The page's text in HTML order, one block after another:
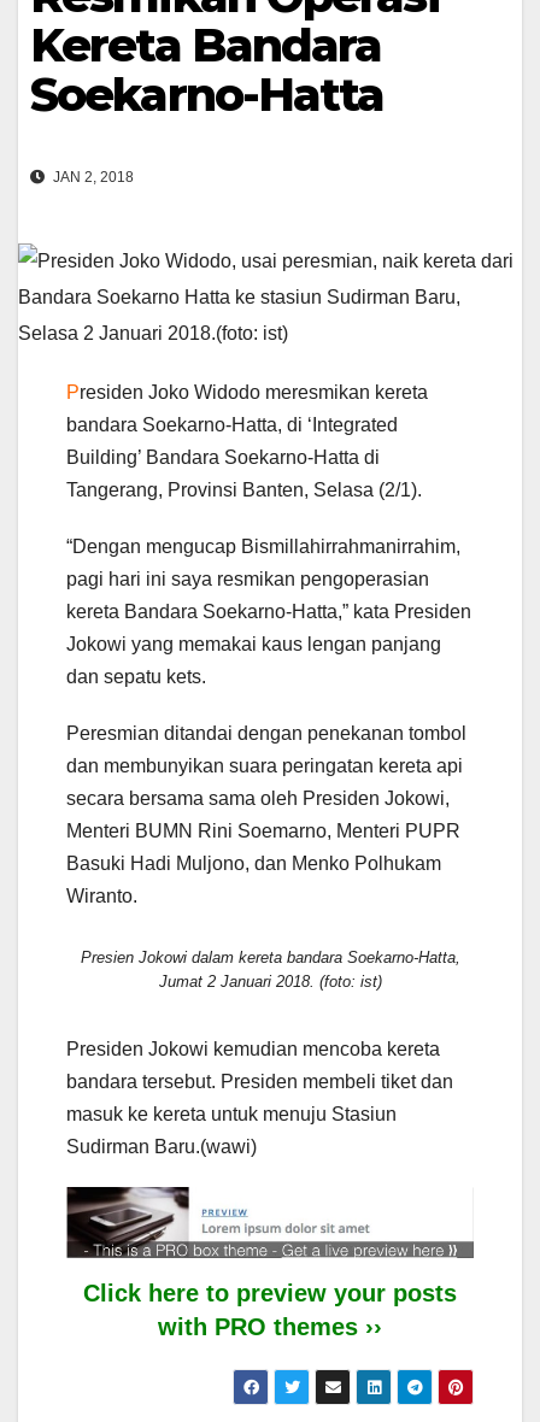
Kereta Bandara
Soekarno-Hatta
JAN 2, 2018
Presiden Joko Widodo meresmikan kereta
bandara Soekarno-Hatta, di ‘Integrated
Building’ Bandara Soekarno-Hatta di
Tangerang, Provinsi Banten, Selasa (2/1).
“Dengan mengucap Bismillahirrahmanirrahim,
pagi hari ini saya resmikan pengoperasian
kereta Bandara Soekarno-Hatta,” kata Presiden
Jokowi yang memakai kaus lengan panjang
dan sepatu kets.
Peresmian ditandai dengan penekanan tombol
dan membunyikan suara peringatan kereta api
secara bersama sama oleh Presiden Jokowi,
Menteri BUMN Rini Soemarno, Menteri PUPR
Basuki Hadi Muljono, dan Menko Polhukam
Wiranto.
Presien Jokowi dalam kereta bandara Soekarno-Hatta,
Jumat 2 Januari 2018. (foto: ist)
Presiden Jokowi kemudian mencoba kereta
bandara tersebut. Presiden membeli tiket dan
masuk ke kereta untuk menuju Stasiun
Sudirman Baru.(wawi)
Click here to preview your posts
with PRO themes ››